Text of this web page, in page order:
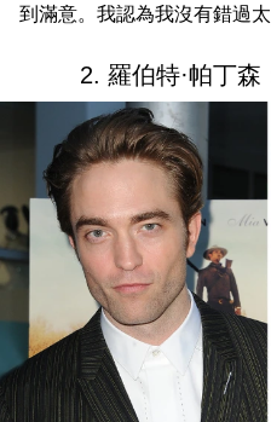
到滿意。我認為我沒有錯過
2. 羅伯特·帕丁森